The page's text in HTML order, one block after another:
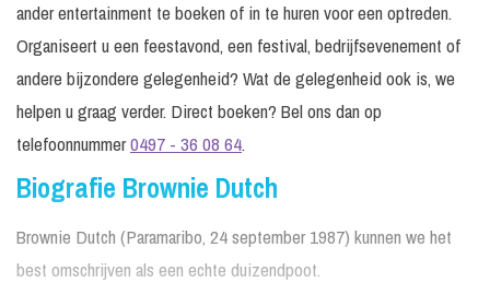
ander entertainment te boeken of in te huren voor een optreden.
Organiseert u een feestavond, een festival, bedrijfsevenement of
andere bijzondere gelegenheid? Wat de gelegenheid ook is, we
helpen u graag verder. Direct boeken? Bel ons dan op
telefoonnummer0497 - 36 08 64.
Biografie Brownie Dutch
Brownie Dutch (Paramaribo, 24 september 1987) kunnen we het
best omschrijven als een echte duizendpoot.